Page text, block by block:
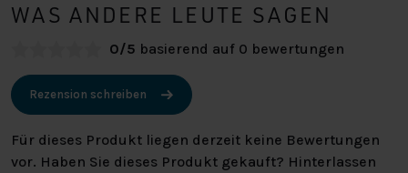
WAS ANDERE LEUTE SAGEN
0/5 basierend auf 0 bewertungen
Rezension schreiben
Für dieses Produkt liegen derzeit keine Bewertungen
vor. Haben Sie dieses Produkt gekauft? Hinterlassen